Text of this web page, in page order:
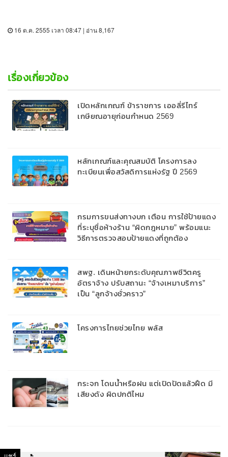
16 ต.ค. 2555 เวลา 08:47 | อ่าน 8,167
เรื่องเกี่ยวข้อง
เปิดหลักเกณฑ์ ข้าราชการ เออลี่รีไทร์
เกษียณอายุก่อนกำหนด 2569
หลักเกณฑ์และคุณสมบัติ โครงการลง
ทะเบียนเพื่อสวัสดิการแห่งรัฐ ปี 2569
กรมการขนส่งทางบก เตือน การใช้ป้ายแดง
ที่ระบุชื่อห้างร้าน “ผิดกฎหมาย” พร้อมแนะ
วิธีการตรวจสอบป้ายแดงที่ถูกต้อง
สพฐ. เดินหน้ายกระดับคุณภาพชีวิตครู
อัตราจ้าง ปรับสถานะ “จ้างเหมาบริการ”
เป็น “ลูกจ้างชั่วคราว”
โครงการไทยช่วยไทย พลัส
กระจก โดนน้ำหรือฝน แต่เปิดปัดแล้วฝืด มี
เสียงดัง ผิดปกติไหม